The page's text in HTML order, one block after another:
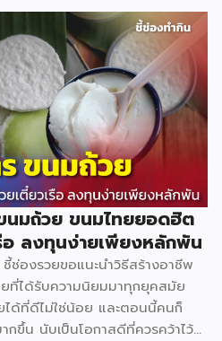
40 บาท น้ำตาลทราย 3 กก. 69
ท กระเทียมจีน 1 กก. 75 บาท เนย
กรณ์ที่จำเป็น มีดหั่นขนมปัง 150
บเล็ก 1,200 บาท ถุงหูหิ้ว 1.5
[…]
นมถ้วย ขนมไทยยอดฮิต
อ ลงทุนง่ายเพียงหลักพัน
ช่องรวยขอแนะนำวิธีสร้างอาชีพ
ที่ได้รับความนิยมมาทุกยุคสมัย
ได้ที่ดีไม่ใช่น้อย และตอนนี้คนก็
ขึ้น นับเป็นโอกาสดีที่ควรคว้าไว้